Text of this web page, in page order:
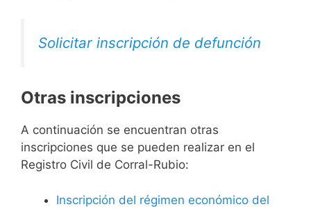
Solicitar inscripción de defunción
Otras inscripciones
A continuación se encuentran otras
inscripciones que se pueden realizar en el
Registro Civil de Corral-Rubio:
Inscripción del régimen económico del